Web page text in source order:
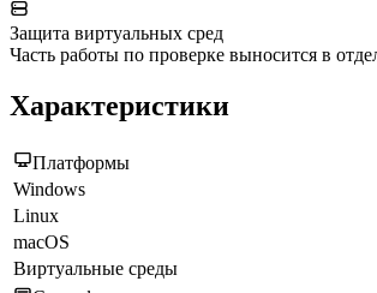
Защита виртуальных сред
Часть работы по проверке выносится в
Характеристики
Платформы
Windows
Linux
macOS
Виртуальные среды